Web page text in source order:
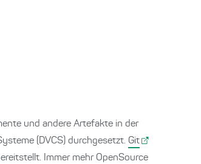
und andere Artefakte in der
(DVCS) durchgesetzt. Git
Immer mehr OpenSource